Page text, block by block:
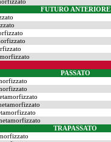
FUTURO ANTERIORE
PASSATO
TRAPASSATO